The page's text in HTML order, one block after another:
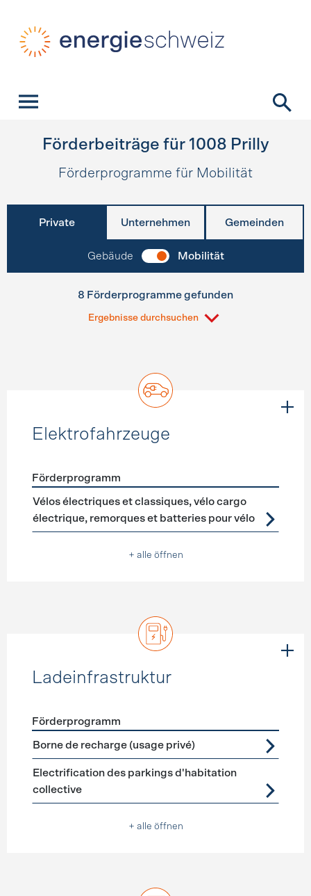
Förderbeiträge für 1008 Prilly
Förderprogramme für Mobilität
Private Unternehmen Gemeinden
Gebäude Mobilität
8 Förderprogramme gefunden
Ergebnisse durchsuchen
Elektrofahrzeuge
Förderprogramme Elektrofahrzeuge
Förderprogramm
Vélos électriques et classiques, vélo cargo
électrique, remorques et batteries pour vélo
+ alle öffnen
Ladeinfrastruktur
Förderprogramme Ladeinfrastruktur
Förderprogramm
Borne de recharge (usage privé)
Electrification des parkings d'habitation
collective
+ alle öffnen